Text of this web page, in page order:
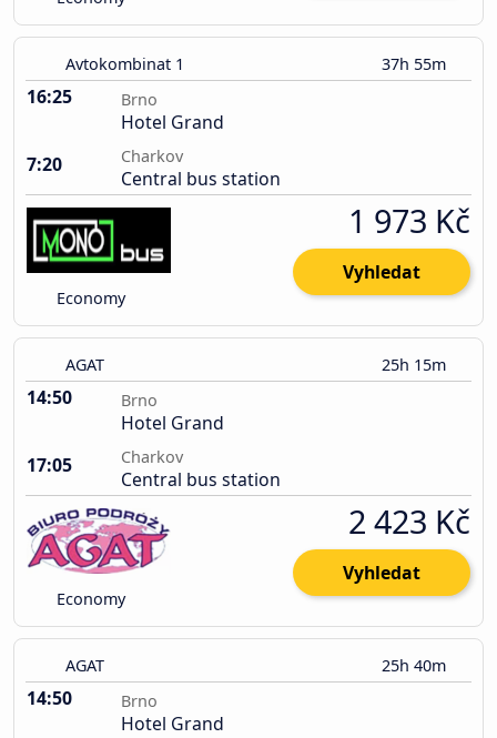
Avtokombinat 1 37h 55m
16:25 Brno
Hotel Grand
7:20
Charkov
Central bus station
Economy
1 973 Kč
Vyhledat
AGAT 25h 15m
14:50 Brno
Hotel Grand
17:05
Charkov
Central bus station
Economy
2 423 Kč
Vyhledat
AGAT 25h 40m
14:50 Brno
Hotel Grand